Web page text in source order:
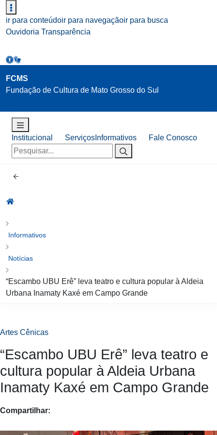
ir para conteúdo ir para navegaçãoir para busca
Ouvidoria Transparência
FCMS
Fundação de Cultura de Mato Grosso do Sul
Institucional ServiçosInformativos
Fale Conosco
Pesquisar
por:
Informativos
Notícias
“Escambo UBU Erê” leva teatro e cultura popular à
“Escambo UBU Erê” leva teatro e
cultura popular à Aldeia Urbana
Inamaty Kaxé em Campo Grande